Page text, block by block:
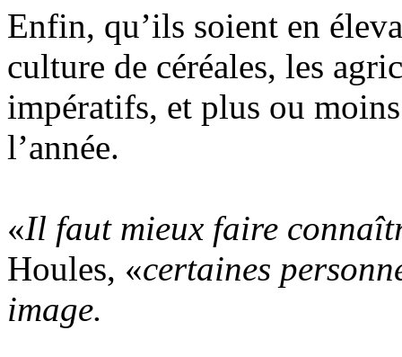
Enfin, qu’ils soient en
culture de céréales, les
impératifs, et plus ou
l’année.
«Il faut mieux faire
Houles, «certaines
image.